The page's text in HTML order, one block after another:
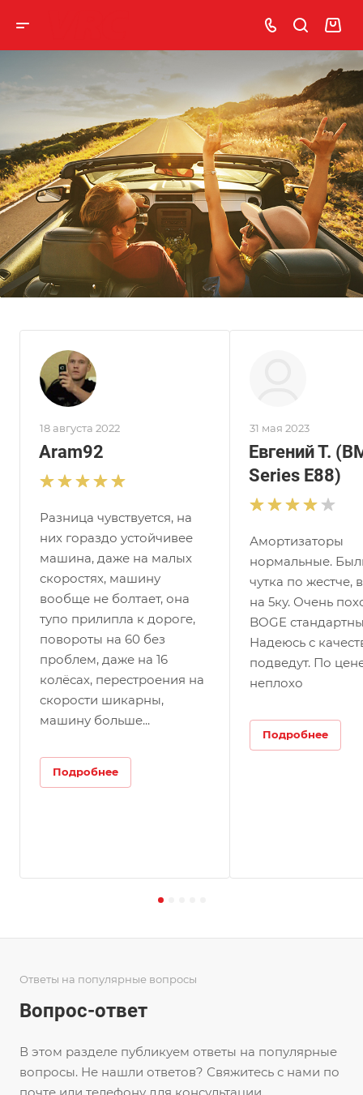
18 августа 2022
Aram92
Разница чувствуется, на
них гораздо устойчивее
машина, даже на малых
скоростях, машину
вообще не болтает, она
тупо прилипла к дороге,
повороты на 60 без
проблем, даже на 16
колёсах, перестроения на
скорости шикарны,
машину больше...
Подробнее
31 мая 2023
Евгений Т.
Series E88)
Амортизаторы
нормальные.
чутка по жестче,
на 5ку. Очень
BOGE
Надеюсь с
подведут. По
неплохо
Подробнее
Ответы на популярные вопросы
Вопрос-ответ
В этом разделе публикуем ответы на популярные
вопросы. Не нашли ответов? Свяжитесь с нами по
почте или телефону для консультации.